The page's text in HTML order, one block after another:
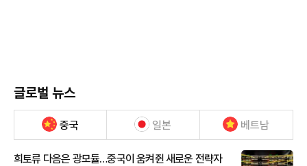
글로벌 뉴스
중국 일본 베트남
희토류 다음은 광모듈…중국이 움켜쥔 새로운 전략자